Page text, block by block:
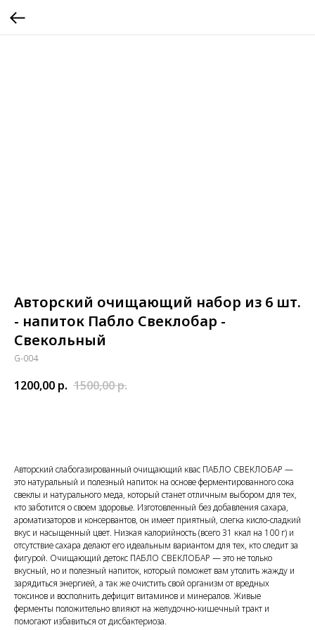
Авторский очищающий набор из 6 шт.
- напиток Пабло Свеклобар -
Свекольный
G-004
1200,00 р. 1500,00р.
Авторский слабогазированный очищающий квас ПАБЛО СВЕКЛОБАР —
это натуральный и полезный напиток на основе ферментированного сока
свеклы и натурального меда, который станет отличным выбором для тех,
кто заботится о своем здоровье. Изготовленный без добавления сахара,
ароматизаторов и консервантов, он имеет приятный, слегка кисло-сладкий
вкус и насыщенный цвет. Низкая калорийность (всего 31 ккал на 100 г) и
отсутствие сахара делают его идеальным вариантом для тех, кто следит за
фигурой. Очищающий детокс ПАБЛО СВЕКЛОБАР — это не только
вкусный, но и полезный напиток, который поможет вам утолить жажду и
зарядиться энергией, а так же очистить свой организм от вредных
токсинов и восполнить дефицит витаминов и минералов. Живые
ферменты положительно влияют на желудочно-кишечный тракт и
помогают избавиться от дисбактериоза.